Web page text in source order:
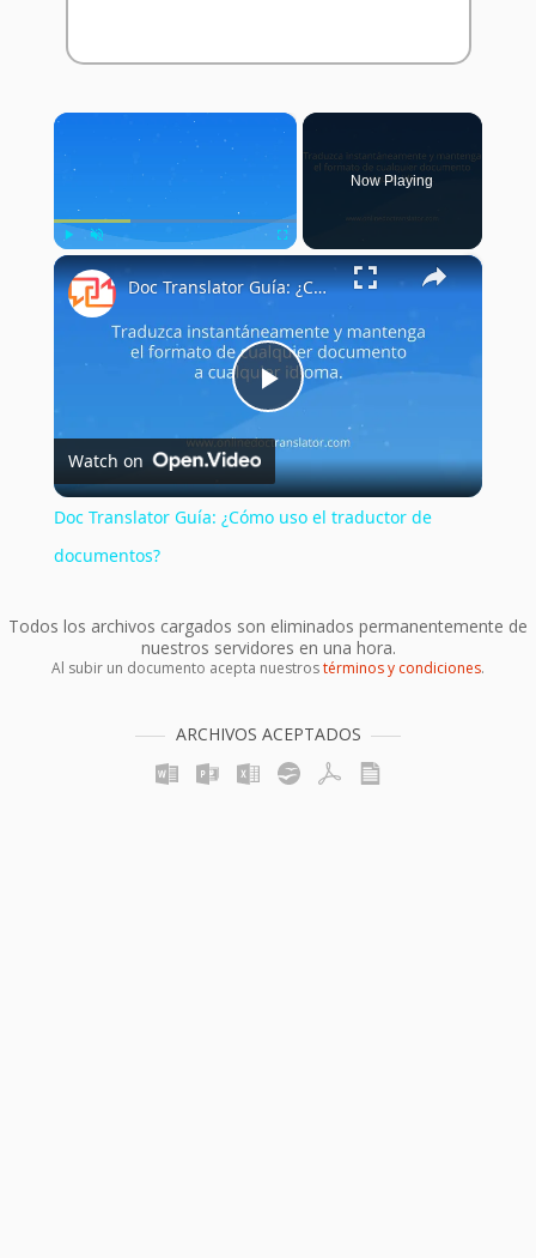
×
Play Unmute Fullscreen
Now Playing
×
Play
Video
Doc Translator Guía: ¿Cómo uso el traductor de documentos?
Watch on
Doc Translator Guía: ¿Cómo uso el traductor de
documentos?
Todos los archivos cargados son eliminados permanentemente de
nuestros servidores en una hora.
Al subir un documento acepta nuestrostérminos y condiciones.
ARCHIVOS ACEPTADOS